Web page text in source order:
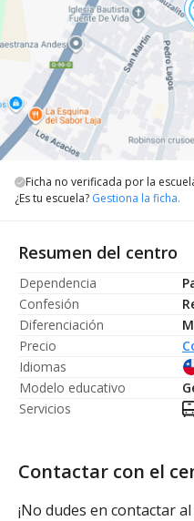
Ficha no verificada por la
¿Es tu escuela? Gestiona la ficha.
Resumen del centro
Dependencia
Confesión
Diferenciación
Precio
Idiomas
Modelo educativo
Servicios
Contactar con el
¡No dudes en contactar